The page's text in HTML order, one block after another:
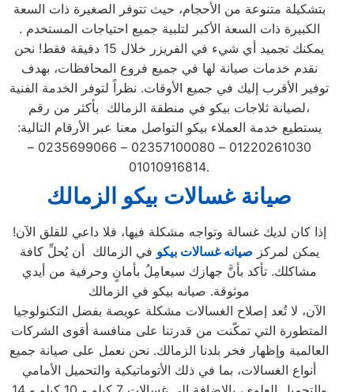
بتشكيلة متنوعة من الأحجام، حيث تتوفر الصغيرة ذات السعة
الكبيرة ذات السعة الأكبر لتلبية جميع احتياجات المستخدم .
يمكنك تجميد أي شيء في الفريزر خلال 15 دقيقة فقط! نحن
نقدم خدمات صيانة لها في جميع فروع المحافظات، بهدف
توفير الأقرب إليك في جميع الأوقات. نظراً لتوفر الخدمة الفنية
لصيانة ثلاجات بيكو في منطقة الزمالك بأكثر من رقم،
يستطيع خدمة العملاء بيكو التواصل معنا عبر الأرقام التالية:
01220261030 – 02357100080 – 0235699066 –
01010916814.
صيانة غسالات بيكو الزمالك
إذا كان لديك غسالة وتواجه مشكلة فيها، فلا داعي للقلق الآن!
يمكن لمركز صيانه غسالات بيكو في الزمالك أن يُحلِّ كافة
مشاكلك. تأكد بأنَّ جهازك سيعامِلُ بأمانٍ وحرفية من أيدي
موثوقة. صيانه بيكو في الزمالك
الآن، لا تُعد إصلاح الغسالات مشكلة عويصة بفضل التكنولوجيا
المتطورة التي تمكّنت من قدرتنا على منافسة أقوى الشركات
العالمية وإظهار فخر بلدنا الزمالك. نحن نعمل على صيانة جميع
أنواع الغسالات، بما في ذلك الأتوماتيكية والتحميل الأمامي